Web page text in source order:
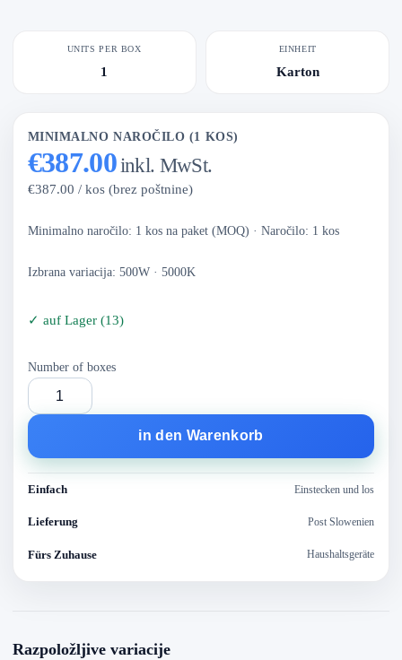
UNITS PER BOX
1
EINHEIT
Karton
MINIMALNO NAROČILO (1 KOS)
€387.00inkl. MwSt.
€387.00 / kos (brez poštnine)
Minimalno naročilo: 1 kos na paket (MOQ) · Naročilo: 1 kos
Izbrana variacija: 500W · 5000K
✓ auf Lager(13)
Number of boxes
in den Warenkorb
Einfach Einstecken und los
Lieferung Post Slowenien
Fürs Zuhause Haushaltsgeräte
Razpoložljive variacije